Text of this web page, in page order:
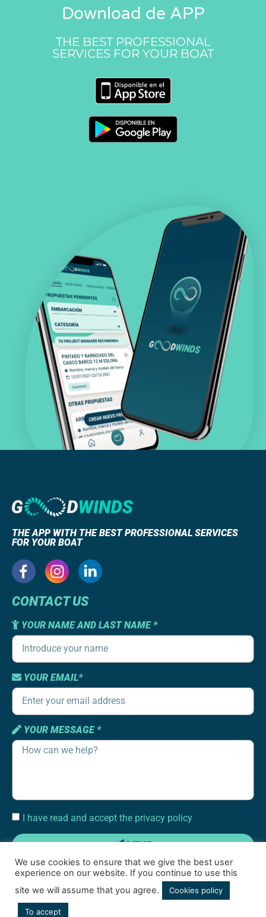
Download de APP
THE BEST PROFESSIONAL
SERVICES FOR YOUR BOAT
THE APP WITH THE BEST PROFESSIONAL SERVICES
FOR YOUR BOAT
CONTACT US
YOUR NAME AND LAST NAME *
YOUR EMAIL*
YOUR MESSAGE *
I have read and accept the privacy policy
SEND
We use cookies to ensure that we give the best user
experience on our website. If you continue to use this
site we will assume that you agree.
Cookies policy
To accept